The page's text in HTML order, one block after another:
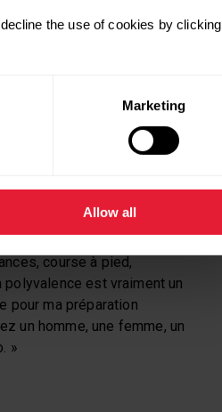
the use of cookies by clicking
Marketing
Allow all
Athlétisme s’est
elle a adopté la Polar
la Polar Grit X Pro.
plus gros atout. Je peux la
bien pour les poignets fins
course à pied,
polyvalence est vraiment un
pour ma préparation
un homme, une femme, un
»